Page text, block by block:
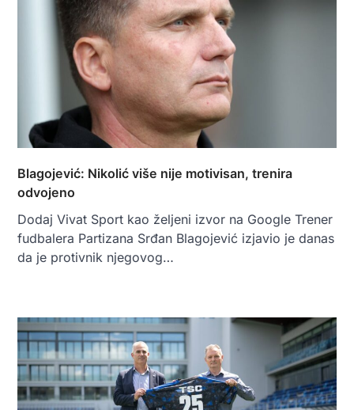
Blagojević: Nikolić više nije motivisan, trenira
odvojeno
Dodaj Vivat Sport kao željeni izvor na Google Trener
fudbalera Partizana Srđan Blagojević izjavio je danas
da je protivnik njegovog…